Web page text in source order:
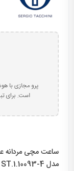
پرو مجازی با
است. برای
مدل ST.1.10093-4